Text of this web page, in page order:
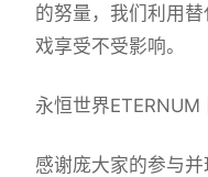
的努量，我们利用
戏享受不受影响。
永恒世界
感谢庞大家的参与并